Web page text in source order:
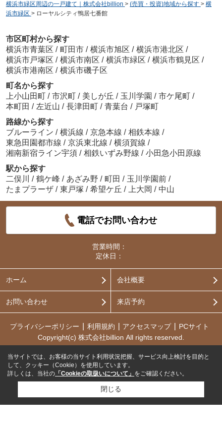
横浜市緑区周辺の一戸建て｜株式会社billion > (売買・投資)地域から探す > 横
浜市緑区 > ローヤルシティ鴨居七番館
市区町村から探す
横浜市青葉区 / 町田市 / 横浜市旭区 / 横浜市港北区 /
横浜市戸塚区 / 横浜市南区 / 横浜市緑区 / 横浜市鶴見区 /
横浜市港南区 / 横浜市磯子区
町名から探す
上小山田町 / 市沢町 / 美しが丘 / 玉川学園 / 市ケ尾町 /
本町田 / 左近山 / 長津田町 / 青葉台 / 戸塚町
路線から探す
ブルーライン / 横浜線 / 京急本線 / 相鉄本線 /
東急田園都市線 / 京浜東北線 / 横須賀線 /
湘南新宿ライン宇須 / 相鉄いずみ野線 / 小田急小田原線
駅から探す
二俣川
/ 鶴ケ峰 / あざみ野 / 町田 / 玉川学園前 /
たまプラーザ / 東戸塚 / 希望ケ丘 / 上大岡 / 中山
電話でお問い合わせ
営業時間：
定休日：
ホーム 会社概要
お問い合わせ 来店予約
プライバシーポリシー 利用規約 アクセスマップ
PCサイト
Copyright(c) 株式会社billion All rights reserved.
当サイトでは、お客様の当サイト利用状況把握、サービス向上検討を目的と
して、クッキー（Cookie）を使用しています。
詳しくは、当社の 「Cookieの取扱いについて」 をご確認ください。
閉じる